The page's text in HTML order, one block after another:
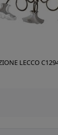
LECCO